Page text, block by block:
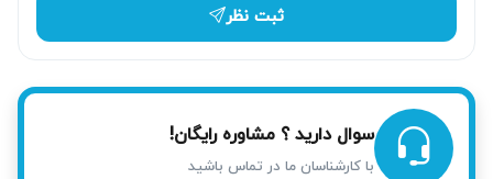
ثبت نظر
سوال دارید ؟ مشاوره رایگان!
با کارشناسان ما در تماس باشید